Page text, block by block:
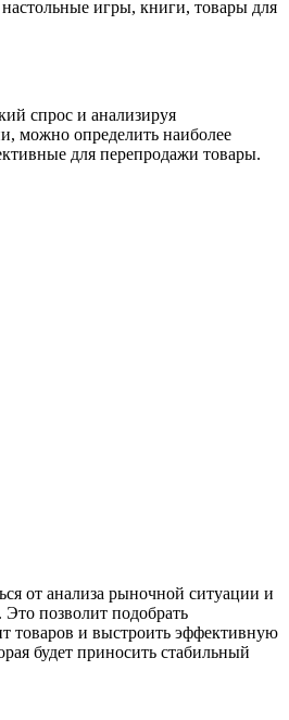
настольные игры, книги, товары для
спрос и анализируя
можно определить наиболее
для перепродажи товары.
от анализа рыночной ситуации и
Это позволит подобрать
товаров и выстроить эффективную
будет приносить стабильный